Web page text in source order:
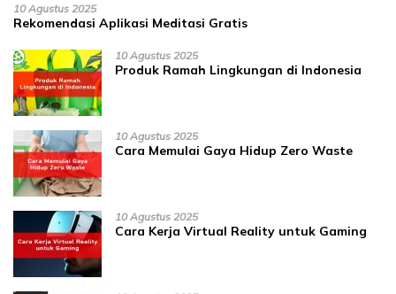
10 Agustus 2025
Rekomendasi Aplikasi Meditasi Gratis
10 Agustus 2025
Produk Ramah Lingkungan di Indonesia
10 Agustus 2025
Cara Memulai Gaya Hidup Zero Waste
10 Agustus 2025
Cara Kerja Virtual Reality untuk Gaming